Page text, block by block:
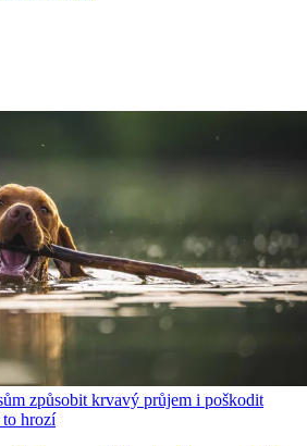
způsobit krvavý průjem i poškodit
hrozí